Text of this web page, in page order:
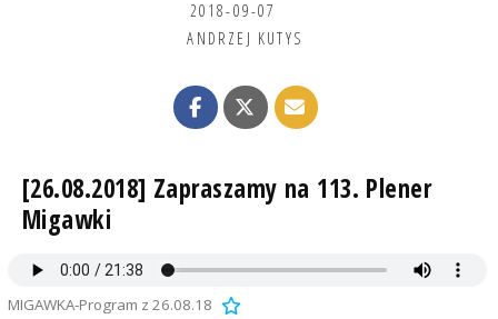
2018-09-07
ANDRZEJ KUTYS
[26.08.2018] Zapraszamy na 113. Plener
Migawki
MIGAWKA-Program z 26.08.18